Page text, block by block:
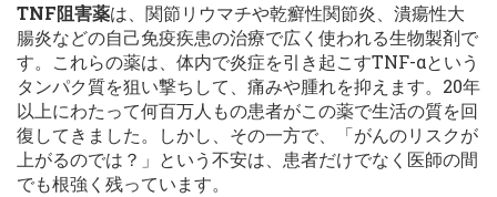
TNF阻害薬は、関節リウマチや乾癬性関節炎、潰瘍性大
腸炎などの自己免疫疾患の治療で広く使われる生物製剤で
す。これらの薬は、体内で炎症を引き起こすTNF-αという
タンパク質を狙い撃ちして、痛みや腫れを抑えます。20年
以上にわたって何百万人もの患者がこの薬で生活の質を回
復してきました。しかし、その一方で、「がんのリスクが
上がるのでは？」という不安は、患者だけでなく医師の間
でも根強く残っています。